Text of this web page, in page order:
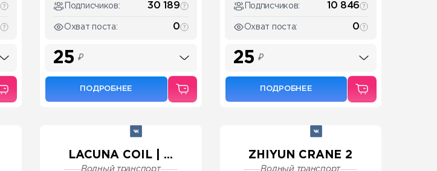
Подписчиков: 30 189
Охват поста: 0
25 ₽
ПОДРОБНЕЕ
Подписчиков: 10 846
Охват поста: 0
25 ₽
ПОДРОБНЕЕ
LACUNA COIL | ...
Водный транспорт
ZHIYUN CRANE 2
Водный транспорт